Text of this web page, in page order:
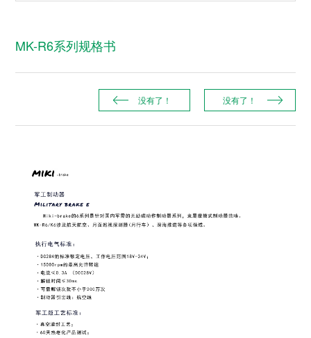
MK-R6系列规格书
没有了！ 没有了！